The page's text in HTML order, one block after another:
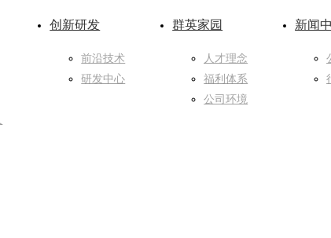
创新研发
前沿技术
研发中心
群英家园
人才理念
福利体系
公司环境
新闻